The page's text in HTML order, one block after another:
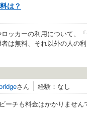
は？
ッカーの利用について、
は無料、それ以外の人の
さん
経験：なし
チも料金はかかりません